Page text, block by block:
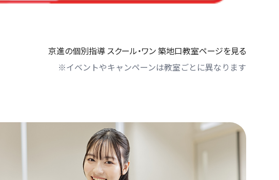
京進の個別指導 スクール・ワン 築地口教室ページを見る
※イベントやキャンペーンは教室ごとに異なります